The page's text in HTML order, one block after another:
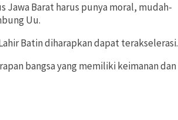
Jawa Barat harus punya moral, mudah-
Uu.
Batin diharapkan dapat terakselerasi.
bangsa yang memiliki keimanan dan